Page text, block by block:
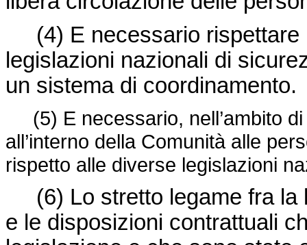
(4) E necessario rispettare
legislazioni nazionali di
un sistema di coordinamento.
(5) E necessario, nell’ambito
all’interno della Comunità alle
rispetto alle diverse legislazioni
(6) Lo stretto legame fra la
e le disposizioni contrattuali